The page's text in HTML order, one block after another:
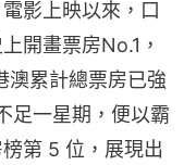
影上映以來，口
開畫票房No.1，
澳累計總票房已強
足一星期，便以霸
第 5 位，展現出